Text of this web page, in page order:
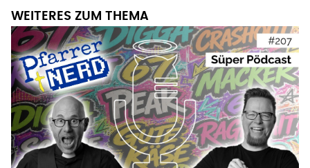
WEITERES ZUM THEMA